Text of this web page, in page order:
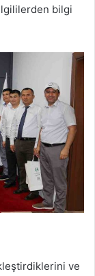
bilgi
ve